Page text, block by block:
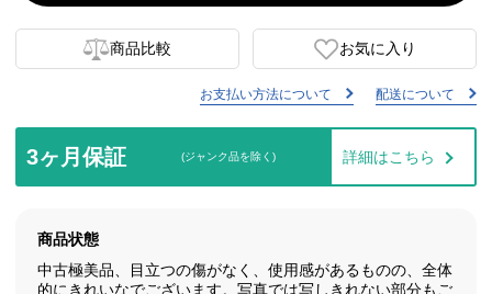
商品比較 お気に入り
お支払い方法について 配送について
3ヶ月保証 (ジャンク品を除く) 詳細はこちら
商品状態
中古極美品、目立つの傷がなく、使用感があるものの、全体
的にきれいなでございます。写真では写しきれない部分もご